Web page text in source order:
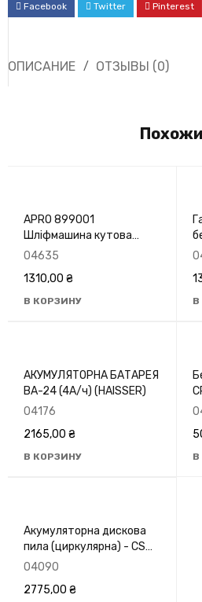
Facebook Twitter Pinterest
ОПИСАНИЕ ОТЗЫВЫ (0)
APRO 899001
Шліфмашина кутова
125/980
04635
1310,00 ₴
В КОРЗИНУ В
АКУМУЛЯТОРНА БАТАРЕЯ
ВА-24 (4А/ч) (HAISSER)
04176
2165,00 ₴
В КОРЗИНУ В
Акумуляторна дискова
пила (циркулярна) - CS
216,18В, 165мм, 4200 об/
04090
2775,00 ₴